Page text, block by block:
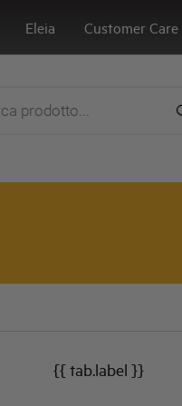
Eleia Customer Care
{{ tab.label }}